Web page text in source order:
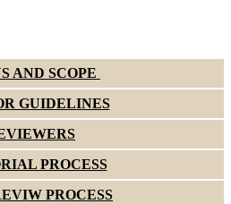
AND SCOPE
GUIDELINES
PROCESS
PROCESS